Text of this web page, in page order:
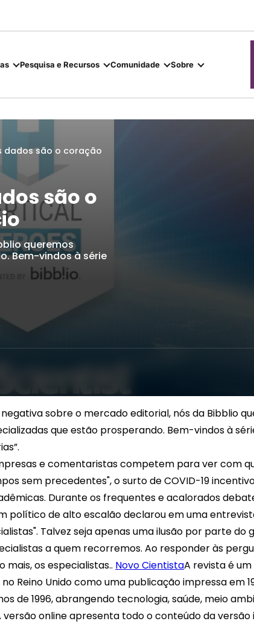
Pesquisa e Recursos Comunidade Sobre
dados são o coração
são o
queremos
Bem-vindos à série
sobre o mercado editorial, nós da Bibblio
que estão prosperando. Bem-vindos à
e comentaristas competem para ver com
sem precedentes", o surto de COVID-19
Durante os frequentes e acalorados
político de alto escalão declarou em uma
Talvez seja apenas uma ilusão por parte do
a quem recorremos. Ao responder às
os especialistas.. Novo CientistaA revista é
Reino Unido como uma publicação impressa em
de 1996, abrangendo tecnologia, saúde, meio
versão online apresenta todo o conteúdo da